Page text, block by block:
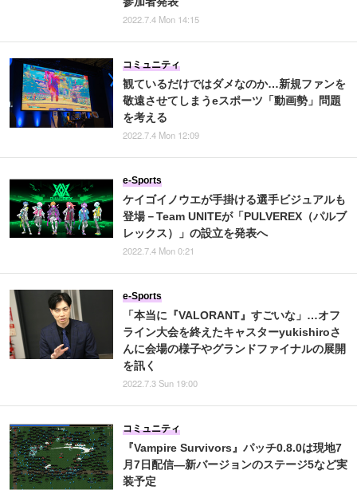
2022.7.4 Mon 14:15
観ているだけではダメなのか…新規ファンを
敬遠させてしまうeスポーツ「動画勢」問題
を考える
コミュニティ
2022.7.4 Mon 12:09
ケイゴイノウエが手掛ける選手ビジュアルも
登場－Team UNITEが「PULVEREX（パルブ
レックス）」の設立を発表へ
e-Sports
2022.7.4 Mon 0:21
「本当に『VALORANT』すごいな」…オフ
ライン大会を終えたキャスターyukishiroさ
んに会場の様子やグランドファイナルの展開
を訊く
e-Sports
2022.7.3 Sun 19:00
『Vampire Survivors』パッチ0.8.0は現地7
月7日配信―新バージョンのステージ5など実
装予定
コミュニティ